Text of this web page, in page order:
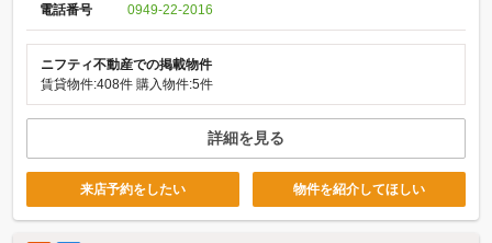
電話番号 0949-22-2016
ニフティ不動産での掲載物件
賃貸物件:408件 購入物件:5件
詳細を見る
来店予約をしたい 物件を紹介してほしい